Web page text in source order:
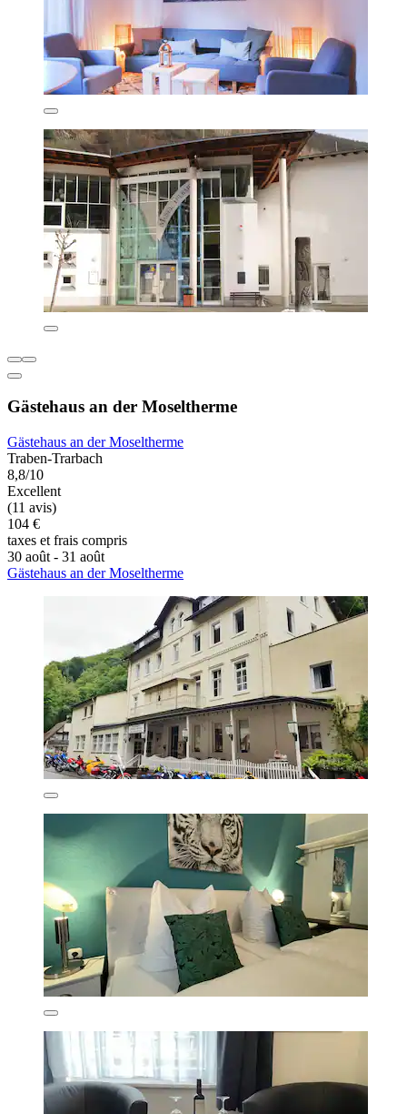
Gästehaus an der Moseltherme
Gästehaus an der Moseltherme
Traben-Trarbach
8,8/10
Excellent
(11 avis)
104 €
taxes et frais compris
30 août - 31 août
Gästehaus an der Moseltherme